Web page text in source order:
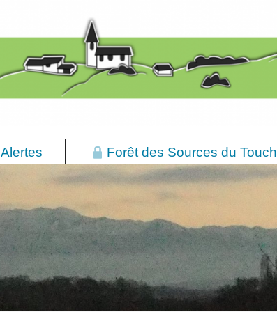
Alertes Forêt des Sources du Touch